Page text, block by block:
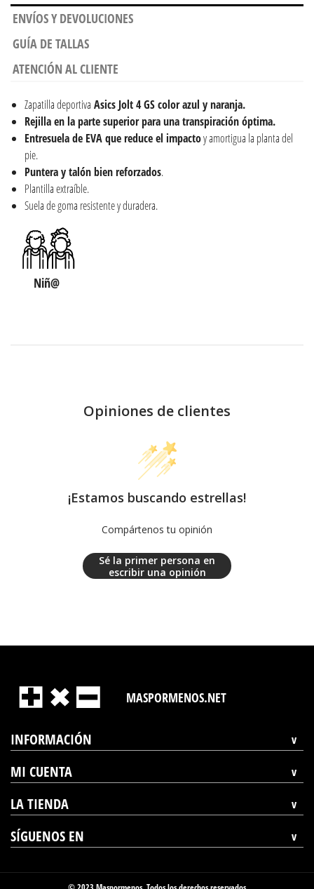
ENVÍOS Y DEVOLUCIONES
GUÍA DE TALLAS
ATENCIÓN AL CLIENTE
Zapatilla deportiva Asics Jolt 4 GS color azul y naranja.
Rejilla en la parte superior para una transpiración óptima.
Entresuela de EVA que reduce el impactoy amortigua la planta del
pie.
Puntera y talón bien reforzados.
Plantilla extraíble.
Suela de goma resistente y duradera.
Niñ@
Opiniones de clientes
¡Estamos buscando estrellas!
Compártenos tu opinión
Sé la primer persona en
escribir una opinión
MASPORMENOS.NET
INFORMACIÓN
MI CUENTA
LA TIENDA
SÍGUENOS EN